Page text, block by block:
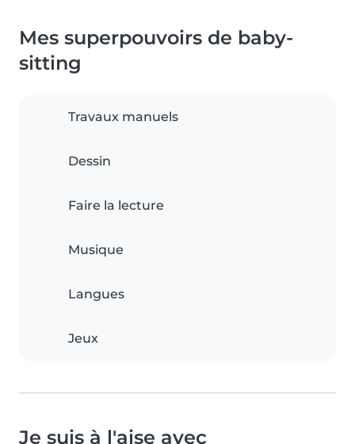
Mes superpouvoirs de baby-
sitting
Travaux manuels
Dessin
Faire la lecture
Musique
Langues
Jeux
Je suis à l'aise avec